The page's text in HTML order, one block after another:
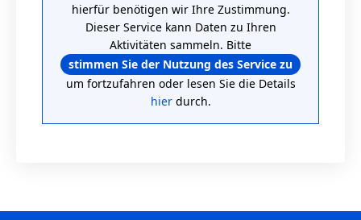
hierfür benötigen wir Ihre Zustimmung.
Dieser Service kann Daten zu Ihren
Aktivitäten sammeln. Bitte
stimmen Sie der Nutzung des Service zu
um fortzufahren oder lesen Sie die Details
hierdurch.